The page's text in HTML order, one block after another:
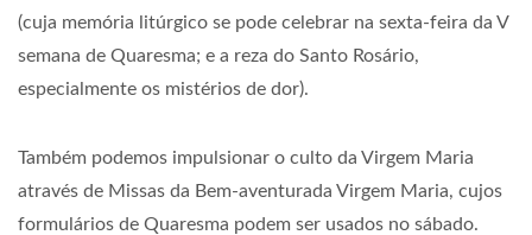
(cuja memória litúrgico se pode celebrar na sexta-feira da V
semana de Quaresma; e a reza do Santo Rosário,
especialmente os mistérios de dor).
Também podemos impulsionar o culto da Virgem Maria
através de Missas da Bem-aventurada Virgem Maria, cujos
formulários de Quaresma podem ser usados no sábado.